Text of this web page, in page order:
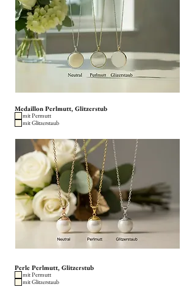
Medaillon Perlmutt, Glitzerstub
mit Permutt
mit Glitzerstaub
Perle Perlmutt, Glitzerstub
mit Permutt
mit Glitzerstaub